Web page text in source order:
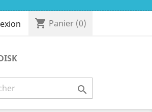
shopping_cart Panier (0)
